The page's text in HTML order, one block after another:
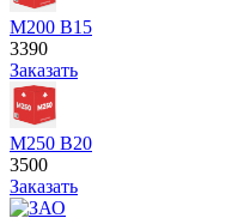
М200 В15
3390
Заказать
М250 В20
3500
Заказать